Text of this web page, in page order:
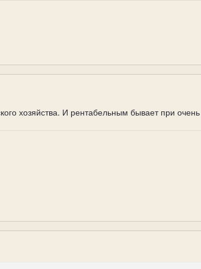
хозяйства. И рентабельным бывает при